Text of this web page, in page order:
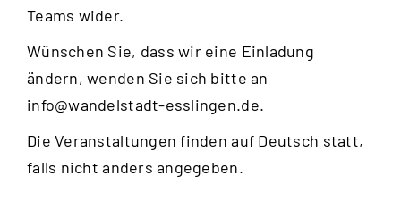
Teams wider.
Wünschen Sie, dass wir eine Einladung
ändern, wenden Sie sich bitte an
info@wandelstadt-esslingen.de.
Die Veranstaltungen finden auf Deutsch statt,
falls nicht anders angegeben.